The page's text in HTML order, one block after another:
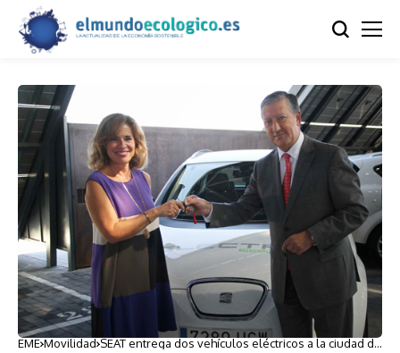
EME Movilidad SEAT entrega dos vehículos eléctricos a la ciudad de